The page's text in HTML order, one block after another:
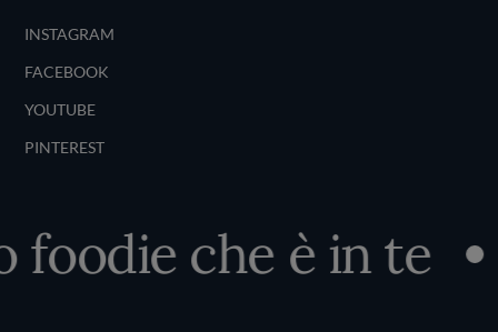
INSTAGRAM
FACEBOOK
YOUTUBE
PINTEREST
che è in te